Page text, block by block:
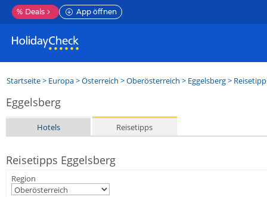
% Deals App öffnen
Startseite> Europa>Österreich >Oberösterreich > Eggelsberg>
Eggelsberg
Hotels Reisetipps
Reisetipps Eggelsberg
Region